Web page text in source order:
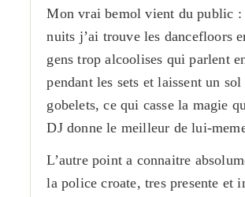
Mon vrai bemol vient du public :
nuits j’ai trouve les dancefloors
gens trop alcoolises qui parlent
pendant les sets et laissent un
gobelets, ce qui casse la magie
DJ donne le meilleur de lui-
L’autre point a connaitre
la police croate, tres presente et